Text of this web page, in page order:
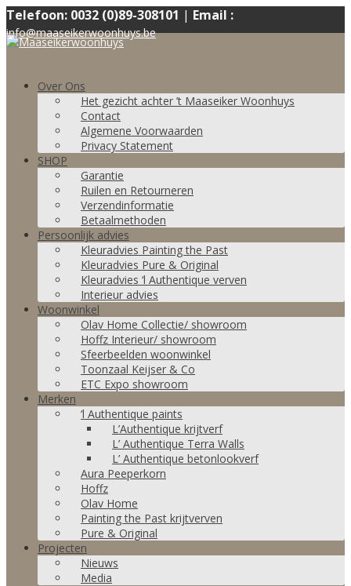
Telefoon: 0032 (0)89-308101 | Email :
info@maaseikerwoonhuys.be
Over Ons
Het gezicht achter ’t Maaseiker Woonhuys
Contact
Algemene Voorwaarden
Privacy Statement
SHOP
Garantie
Ruilen en Retourneren
Verzendinformatie
Betaalmethoden
Persoonlijk advies
Kleuradvies Painting the Past
Kleuradvies Pure & Original
Kleuradvies ‘l Authentique verven
Interieur advies
Woonwinkel
Olav Home Collectie/ showroom
Hoffz Interieur/ showroom
Sfeerbeelden woonwinkel
Toonzaal Keijser & Co
ETC Expo showroom
Merken
‘l Authentique paints
L’Authentique krijtverf
L’ Authentique Terra Walls
L’ Authentique betonlookverf
Aura Peeperkorn
Hoffz
Olav Home
Painting the Past krijtverven
Pure & Original
Projecten
Nieuws
Media